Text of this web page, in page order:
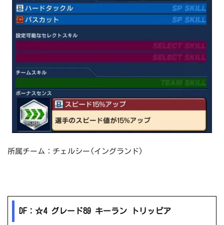
所属チーム：チェルシー(イングランド)
DF：☆4 グレード89 キーラン トリッピア